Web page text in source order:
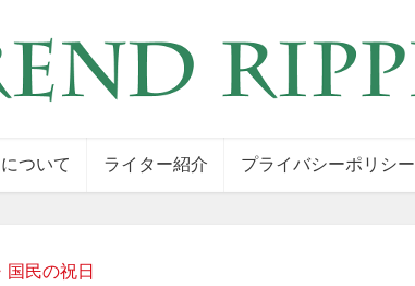
ついて ライター紹介 プライバシーポリシー
国民の祝日